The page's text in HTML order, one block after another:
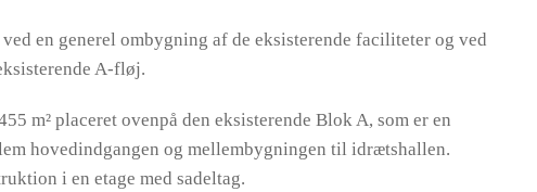
en generel ombygning af de eksisterende faciliteter og ved
A-fløj.
m² placeret ovenpå den eksisterende Blok A, som er en
hovedindgangen og mellembygningen til idrætshallen.
i en etage med sadeltag.